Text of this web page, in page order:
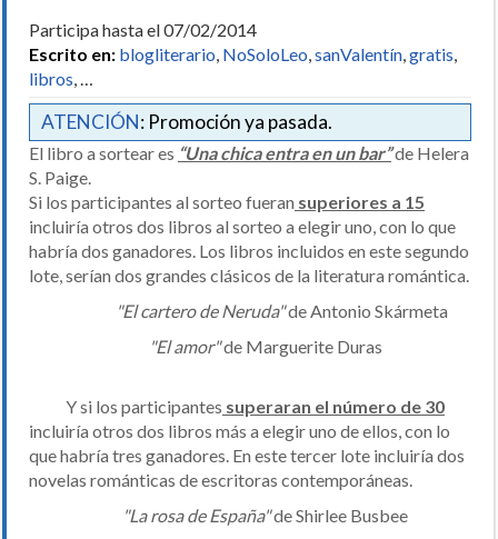
Participa hasta el 07/02/2014
Escrito en: blogliterario NoSoloLeo sanValentín gratis
libros
ATENCIÓN: Promoción ya pasada.
El libro a sortear es “Una chica entra en un bar”de Helera
S. Paige.
Si los participantes al sorteo fueran superiores a 15
incluiría otros dos libros al sorteo a elegir uno, con lo que
habría dos ganadores. Los libros incluidos en este segundo
lote, serían dos grandes clásicos de la literatura romántica.
"El cartero de Neruda"de Antonio Skármeta
"El amor"de Marguerite Duras
Y si los participantes superaran el número de 30
incluiría otros dos libros más a elegir uno de ellos, con lo
que habría tres ganadores. En este tercer lote incluiría dos
novelas románticas de escritoras contemporáneas.
"La rosa de España"de Shirlee Busbee